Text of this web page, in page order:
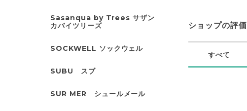
ショップの評価
すべて
Sasanqua by Trees サザン
カバイツリーズ
SOCKWELL ソックウェル
SUBU スブ
SUR MER シュールメール